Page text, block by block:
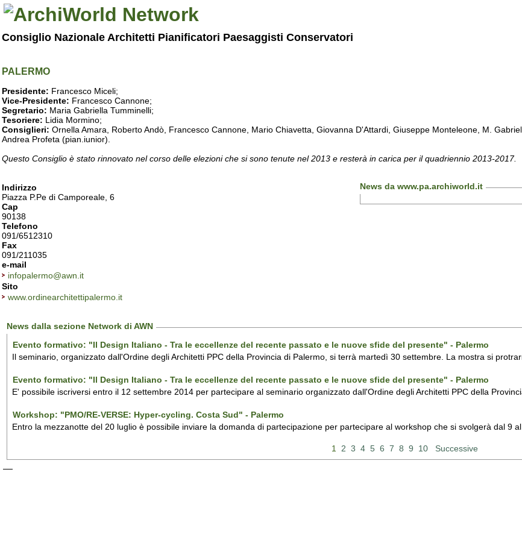
Consiglio Nazionale Architetti Pianificatori Paesaggisti Conservatori
PALERMO
Presidente: Francesco Miceli;
Vice-Presidente: Francesco Cannone;
Segretario: Maria Gabriella Tumminelli;
Tesoriere: Lidia Mormino;
Consiglieri: Ornella Amara, Roberto Andò, Francesco Cannone, Mario Chiavetta, Giovanna D'Attardi, Giuseppe Monteleone, M.
Andrea Profeta (pian.iunior).
Questo Consiglio è stato rinnovato nel corso delle elezioni che si sono tenute nel 2013 e resterà in carica per il quadriennio 2013-2017.
Indirizzo
Piazza P.Pe di Camporeale, 6
Cap
90138
Telefono
091/6512310
Fax
091/211035
e-mail
infopalermo@awn.it
Sito
www.ordinearchitettipalermo.it
News da www.pa.archiworld.it
News dalla sezione Network di AWN
Evento formativo: "Il Design Italiano - Tra le eccellenze del recente passato e le nuove sfide del presente" - Palermo
Il seminario, organizzato dall'Ordine degli Architetti PPC della Provincia di Palermo, si terrà martedì 30 settembre. La mostra si
Evento formativo: "Il Design Italiano - Tra le eccellenze del recente passato e le nuove sfide del presente" - Palermo
E' possibile iscriversi entro il 12 settembre 2014 per partecipare al seminario organizzato dall'Ordine degli Architetti PPC della
Workshop: "PMO/RE-VERSE: Hyper-cycling. Costa Sud" - Palermo
Entro la mezzanotte del 20 luglio è possibile inviare la domanda di partecipazione per partecipare al workshop che si svolgerà dal 9
1 2 3 4 5 6 7 8 9 10 Successive